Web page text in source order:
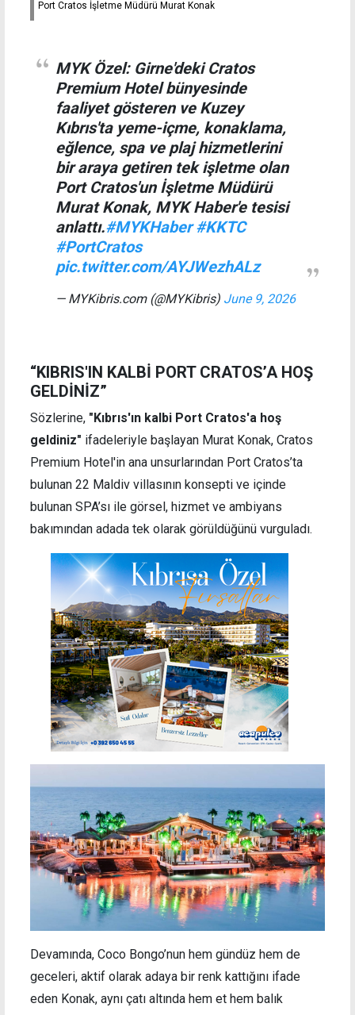
Port Cratos İşletme Müdürü Murat Konak
MYK Özel: Girne'deki Cratos
Premium Hotel bünyesinde
faaliyet gösteren ve Kuzey
Kıbrıs'ta yeme-içme, konaklama,
eğlence, spa ve plaj hizmetlerini
bir araya getiren tek işletme olan
Port Cratos'un İşletme Müdürü
Murat Konak, MYK Haber'e tesisi
anlattı.#MYKHaber #KKTC
#PortCratos
pic.twitter.com/AYJWezhALz
— MYKibris.com (@MYKibris) June 9, 2026
“KIBRIS'IN KALBİ PORT CRATOS’A HOŞ
GELDİNİZ”
Sözlerine, "Kıbrıs'ın kalbi Port Cratos'a hoş
geldiniz" ifadeleriyle başlayan Murat Konak, Cratos
Premium Hotel'in ana unsurlarından Port Cratos’ta
bulunan 22 Maldiv villasının konsepti ve içinde
bulunan SPA’sı ile görsel, hizmet ve ambiyans
bakımından adada tek olarak görüldüğünü vurguladı.
Devamında, Coco Bongo’nun hem gündüz hem de
geceleri, aktif olarak adaya bir renk kattığını ifade
eden Konak, aynı çatı altında hem et hem balık